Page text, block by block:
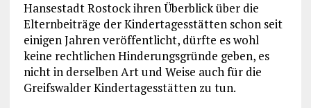
Hansestadt Rostock ihren Überblick über die
Elternbeiträge der Kindertagesstätten schon seit
einigen Jahren veröffentlicht, dürfte es wohl
keine rechtlichen Hinderungsgründe geben, es
nicht in derselben Art und Weise auch für die
Greifswalder Kindertagesstätten zu tun.